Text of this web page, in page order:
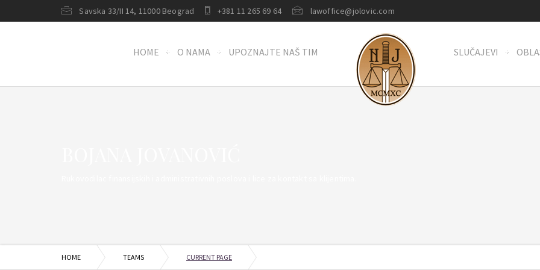
Savska 33/II 14, 11000 Beograd +381 11 265 69 64 lawoffice@jolovic.com
HOME O NAMA UPOZNAJTE NAŠ TIM SLUČAJEVI
HOME TEAMS CURRENT PAGE